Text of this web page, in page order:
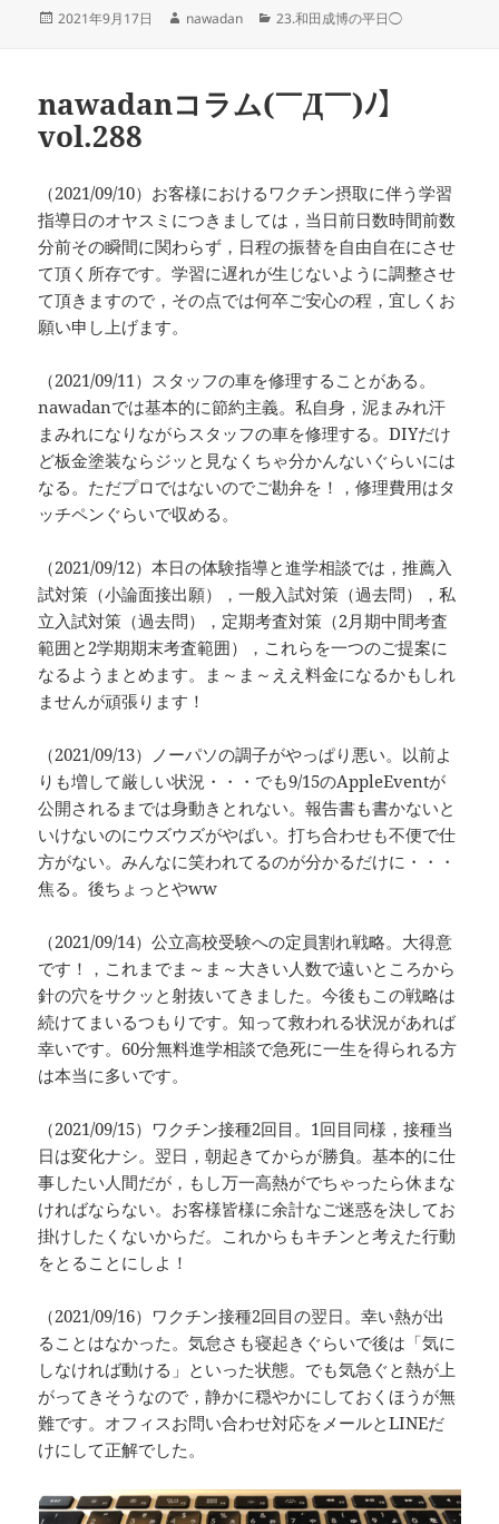
投
2021年9月17日
作
nawadan
カ
ー
23.和田成博の平日◯
nawadanコラム(￣Д￣)ﾉ】
vol.288
（2021/09/10）お客様におけるワクチン摂取に伴う学習
指導日のオヤスミにつきましては，当日前日数時間前数
分前その瞬間に関わらず，日程の振替を自由自在にさせ
て頂く所存です。学習に遅れが生じないように調整させ
て頂きますので，その点では何卒ご安心の程，宜しくお
願い申し上げます。
（2021/09/11）スタッフの車を修理することがある。
nawadanでは基本的に節約主義。私自身，泥まみれ汗
まみれになりながらスタッフの車を修理する。DIYだけ
ど板金塗装ならジッと見なくちゃ分かんないぐらいには
なる。ただプロではないのでご勘弁を！，修理費用はタ
ッチペンぐらいで収める。
（2021/09/12）本日の体験指導と進学相談では，推薦入
試対策（小論面接出願），一般入試対策（過去問），私
立入試対策（過去問），定期考査対策（2月期中間考査
範囲と2学期期末考査範囲），これらを一つのご提案に
なるようまとめます。ま～ま～ええ料金になるかもしれ
ませんが頑張ります！
（2021/09/13）ノーパソの調子がやっぱり悪い。以前よ
りも増して厳しい状況・・・でも9/15のAppleEventが
公開されるまでは身動きとれない。報告書も書かないと
いけないのにウズウズがやばい。打ち合わせも不便で仕
方がない。みんなに笑われてるのが分かるだけに・・・
焦る。後ちょっとやww
（2021/09/14）公立高校受験への定員割れ戦略。大得意
です！，これまでま～ま～大きい人数で遠いところから
針の穴をサクッと射抜いてきました。今後もこの戦略は
続けてまいるつもりです。知って救われる状況があれば
幸いです。60分無料進学相談で急死に一生を得られる方
は本当に多いです。
（2021/09/15）ワクチン接種2回目。1回目同様，接種当
日は変化ナシ。翌日，朝起きてからが勝負。基本的に仕
事したい人間だが，もし万一高熱がでちゃったら休まな
ければならない。お客様皆様に余計なご迷惑を決してお
掛けしたくないからだ。これからもキチンと考えた行動
をとることにしよ！
（2021/09/16）ワクチン接種2回目の翌日。幸い熱が出
ることはなかった。気怠さも寝起きぐらいで後は「気に
しなければ動ける」といった状態。でも気急ぐと熱が上
がってきそうなので，静かに穏やかにしておくほうが無
難です。オフィスお問い合わせ対応をメールとLINEだ
けにして正解でした。